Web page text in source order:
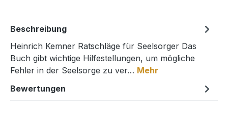
Beschreibung
Heinrich Kemner Ratschläge für Seelsorger Das
Buch gibt wichtige Hilfestellungen, um mögliche
Fehler in der Seelsorge zu ver… Mehr
Bewertungen